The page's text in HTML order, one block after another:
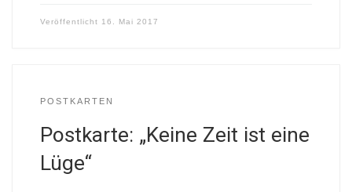
Veröffentlicht 16. Mai 2017
POSTKARTEN
Postkarte: „Keine Zeit ist eine
Lüge“